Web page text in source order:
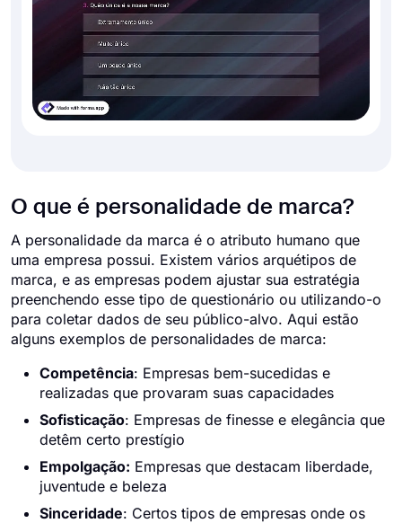
O que é personalidade de marca?
A personalidade da marca é o atributo humano que
uma empresa possui. Existem vários arquétipos de
marca, e as empresas podem ajustar sua estratégia
preenchendo esse tipo de questionário ou utilizando-o
para coletar dados de seu público-alvo. Aqui estão
alguns exemplos de personalidades de marca:
Competência: Empresas bem-sucedidas e
realizadas que provaram suas capacidades
Sofisticação: Empresas de finesse e elegância que
detêm certo prestígio
Empolgação: Empresas que destacam liberdade,
juventude e beleza
Sinceridade: Certos tipos de empresas onde os